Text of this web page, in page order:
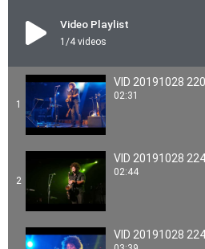
Video Playlist
1 /4 videos
1
VID 20191028
02:31
2
VID 20191028
02:44
VID 20191028